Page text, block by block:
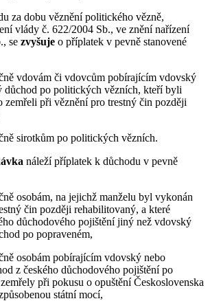
za dobu věznění politického vězně,
vlády č. 622/2004 Sb., ve znění nařízení
se zvyšuje o příplatek v pevně stanovené
vdovám či vdovcům pobírajícím vdovský
důchod po politických vězních, kteří byli
zemřeli při věznění pro trestný čin později
sirotkům po politických vězních.
náleží příplatek k důchodu v pevně
osobám, na jejichž manželu byl vykonán
čin později rehabilitovaný, a které
důchodového pojištění jiný než vdovský
po popraveném,
osobám pobírajícím vdovský nebo
z českého důchodového pojištění po
při pokusu o opuštění Československa
státní mocí,